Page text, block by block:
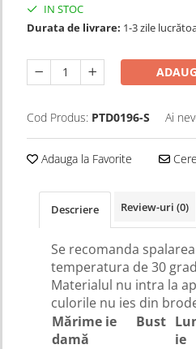
IN STOC
Durata de livrare: 1-3 zile
Cod Produs: PTD0196-S Ai
Adauga la Favorite
Descriere Review-uri (0)
Se recomanda
temperatura de 30
Materialul nu intra la
culorile nu ies din
Mărime ie
damă
Bust
ie